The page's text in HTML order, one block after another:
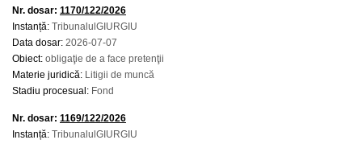
Nr. dosar: 1170/122/2026
Instanță: TribunalulGIURGIU
Data dosar: 2026-07-07
Obiect: obligaţie de a face pretenţii
Materie juridică: Litigii de muncă
Stadiu procesual: Fond
Nr. dosar: 1169/122/2026
Instanță: TribunalulGIURGIU